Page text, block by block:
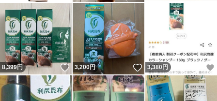
8,399円 いいね！
3,200円 いいね！
3,380円